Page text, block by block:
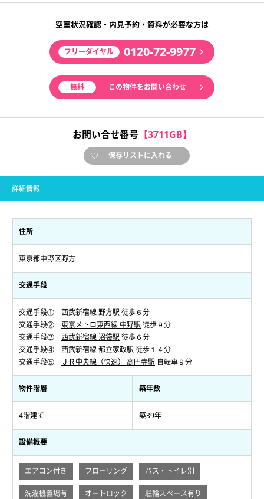
空室状況確認・内見予約・資料が必要な方は
フリーダイヤル 0120-72-9977
無料 この物件をお問い合わせ
お問い合せ番号【3711GB】
保存リストに入れる
詳細情報
住所
東京都中野区野方
交通手段
交通手段① 西武新宿線 野方駅 徒歩６分
交通手段② 東京メトロ東西線 中野駅 徒歩９分
交通手段③ 西武新宿線 沼袋駅 徒歩６分
交通手段④ 西武新宿線 都立家政駅 徒歩１４分
交通手段⑤
ＪＲ中央線（快速） 高円寺駅 自転車９分
物件階層
4階建て
築年数
築39年
設備概要
エアコン付き フローリング バス・トイレ別
洗濯機置場有 オートロック 駐輪スペース有り